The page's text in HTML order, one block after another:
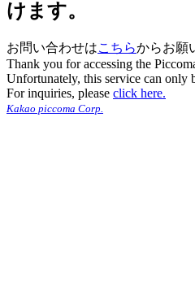
けます。
お問い合わせはこちらからお願
Thank you for accessing the
Unfortunately, this service can only
For inquiries, please click here.
Kakao piccoma Corp.